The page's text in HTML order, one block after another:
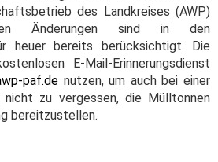
des Landkreises (AWP)
Änderungen sind in den
heuer bereits berücksichtigt. Die
E-Mail-Erinnerungsdienst
paf.denutzen, um auch bei einer
nicht zu vergessen, die Mülltonnen
bereitzustellen.